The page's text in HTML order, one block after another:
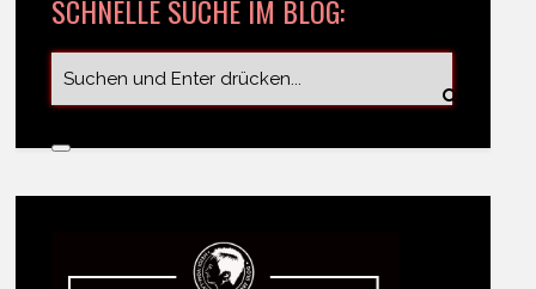
SCHNELLE SUCHE IM BLOG: